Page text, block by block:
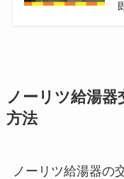
ノーリツ給湯
方法
ノーリツ給湯器の